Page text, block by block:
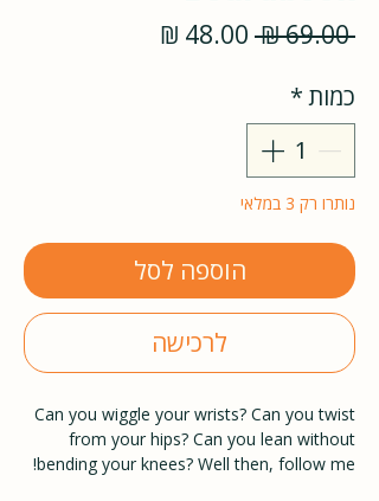
‏69.00 ‏₪
מחיר
כמות*
נותרו רק 3 במלאי
הוספה לסל
לרכישה
Can you wiggle your wrists? Can you twist
from your hips? Can you lean without
bending your knees? Well then, follow me!